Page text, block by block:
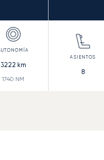
3222 km
1740 NM
8